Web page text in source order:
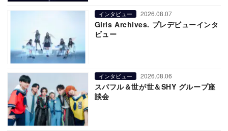
インタビュー 2026.08.07
Girls Archives. プレデビューインタ
ビュー
インタビュー 2026.08.06
スパフル＆世が世＆SHY グループ座
談会